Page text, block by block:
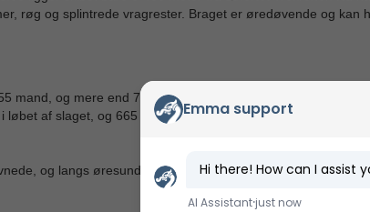
røg og splintrede vragrester. Braget er øredøvende og kan
og mere end 700 er sårede. Men de danske tabstal er
af slaget, og 665 sårede føres fra skibene til
og langs øresundskysten driver både danske og engelske